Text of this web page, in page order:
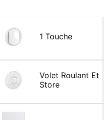
1 Touche
Volet Roulant Et
Store